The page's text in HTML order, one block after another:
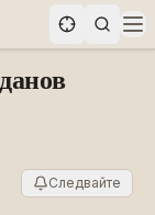
Следвайте